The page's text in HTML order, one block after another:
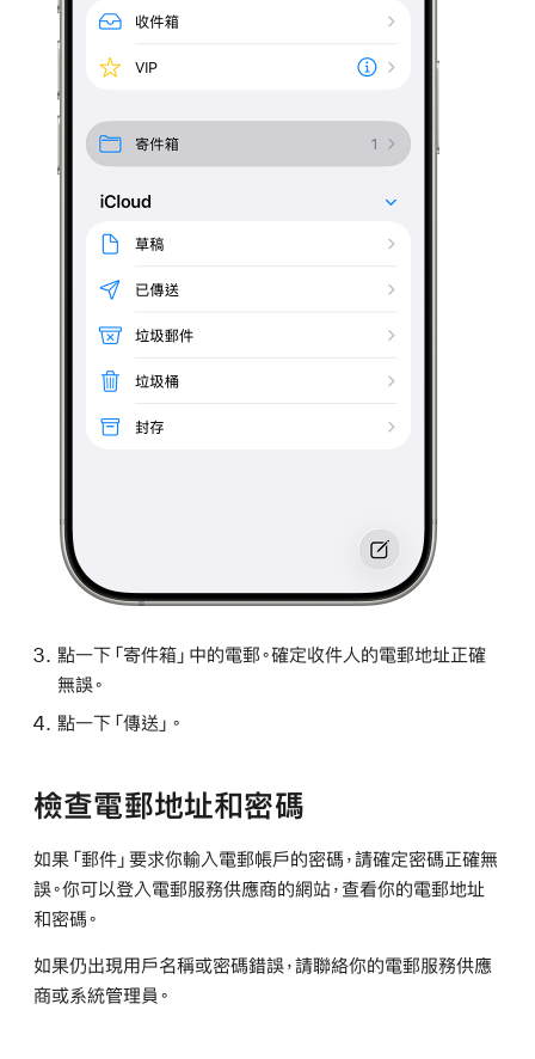
點一下「寄件箱」中的電郵。確定收件人的電郵地址正確
無誤。
點一下「傳送」。
檢查電郵地址和密碼
如果「郵件」要求你輸入電郵帳戶的密碼，請確定密碼正確無
誤。你可以登入電郵服務供應商的網站，查看你的電郵地址
和密碼。
如果仍出現用戶名稱或密碼錯誤，請聯絡你的電郵服務供應
商或系統管理員。